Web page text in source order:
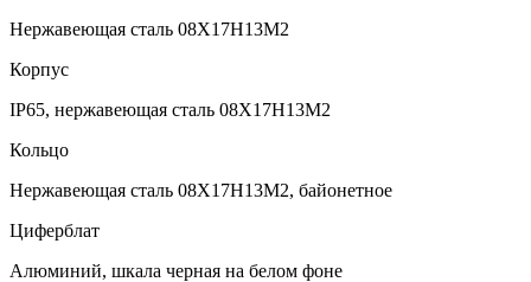
Нержавеющая сталь 08Х17Н13М2
Корпус
IP65, нержавеющая сталь 08Х17Н13М2
Кольцо
Нержавеющая сталь 08Х17Н13М2, байонетное
Циферблат
Алюминий, шкала черная на белом фоне